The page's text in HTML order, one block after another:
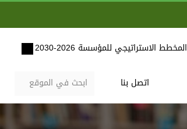
المخطط الاستراتيجي للمؤسسة 2026-2030
اتصل بنا